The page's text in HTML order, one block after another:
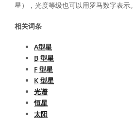
星），光度等级也可以用罗马数字表示。
相关词条
A型星
B 型星
F 型星
K 型星
光谱
恒星
太阳